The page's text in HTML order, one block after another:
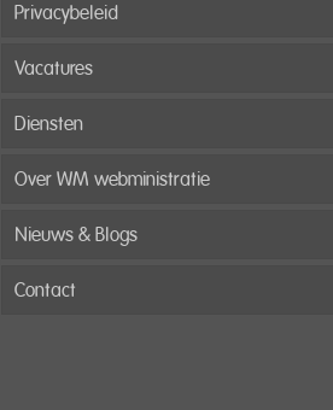
Privacybeleid
Vacatures
Diensten
Over WM webministratie
Nieuws & Blogs
Contact